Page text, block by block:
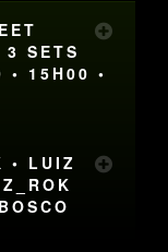
SETS
• 15H00 •
• LUIZ